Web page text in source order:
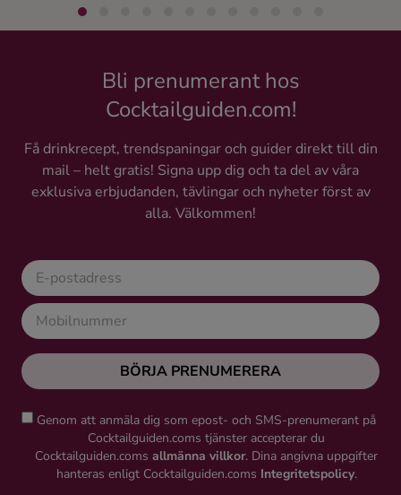
Bli prenumerant hos
Cocktailguiden.com!
Få drinkrecept, trendspaningar och guider direkt till din
mail – helt gratis! Signa upp dig och ta del av våra
exklusiva erbjudanden, tävlingar och nyheter först av
alla. Välkommen!
BÖRJA PRENUMERERA
Genom att anmäla dig som epost- och SMS-prenumerant på
Cocktailguiden.coms tjänster accepterar du
Cocktailguiden.coms allmänna villkor. Dina angivna uppgifter
hanteras enligt Cocktailguiden.coms Integritetspolicy.